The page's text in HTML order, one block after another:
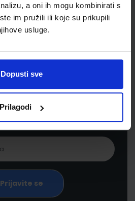
a oni ih mogu kombinirati s
im pružili ili koje su prikupili
usluge.
Dopusti sve
Prilagodi
prijava
primali informacije o novim
akcijama i drugim